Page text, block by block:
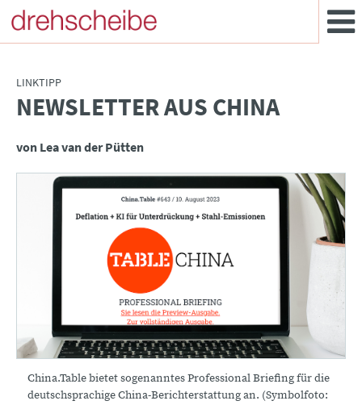
LINKTIPP
:NEWSLETTER AUS CHINA
von Lea van der Pütten
China.Table bietet sogenanntes Professional Briefing für die
deutschsprachige China-Berichterstattung an. (Symbolfoto: